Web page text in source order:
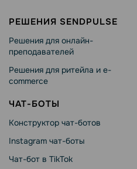
РЕШЕНИЯ SENDPULSE
Решения для онлайн-
преподавателей
Решения для ритейла и e-
commerce
ЧАТ-БОТЫ
Конструктор чат-ботов
Instagram чат-боты
Чат-бот в TikTok